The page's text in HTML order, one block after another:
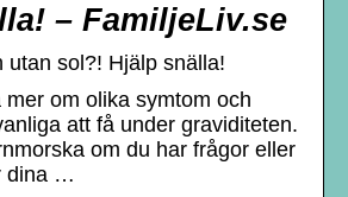
– FamiljeLiv.se
utan sol?! Hjälp snälla!
om olika symtom och
att få under graviditeten.
om du har frågor eller
dina …